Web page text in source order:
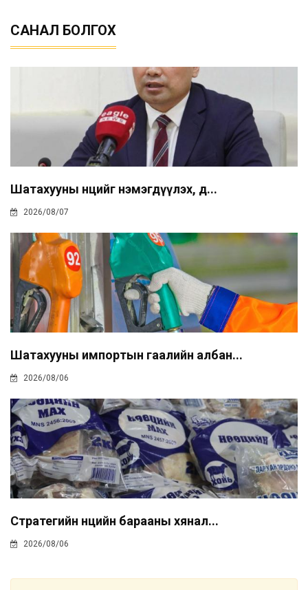
САНАЛ БОЛГОХ
Шатахууны нөөцийг нэмэгдүүлэх, д...
2026/08/07
Шатахууны импортын гаалийн албан...
2026/08/06
Стратегийн нөөцийн барааны хянал...
2026/08/06